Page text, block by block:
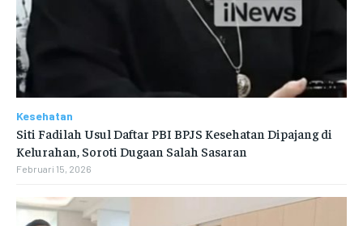
Kesehatan
Siti Fadilah Usul Daftar PBI BPJS Kesehatan Dipajang di
Kelurahan, Soroti Dugaan Salah Sasaran
Februari 15, 2026